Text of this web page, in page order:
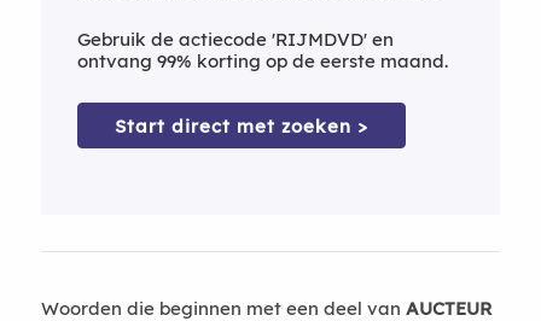
Gebruik de actiecode 'RIJMDVD' en
ontvang 99% korting op de eerste maand.
Start direct met zoeken >
Woorden die beginnen met een deel van AUCTEUR